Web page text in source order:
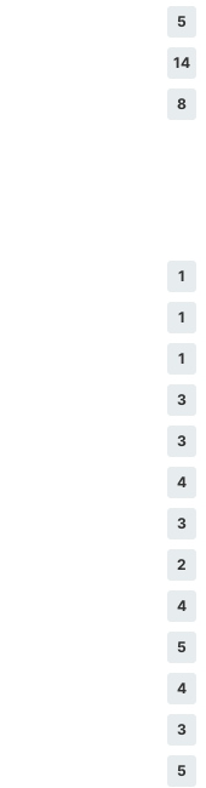
5
14
8
1
1
1
3
3
4
3
2
4
5
4
3
5